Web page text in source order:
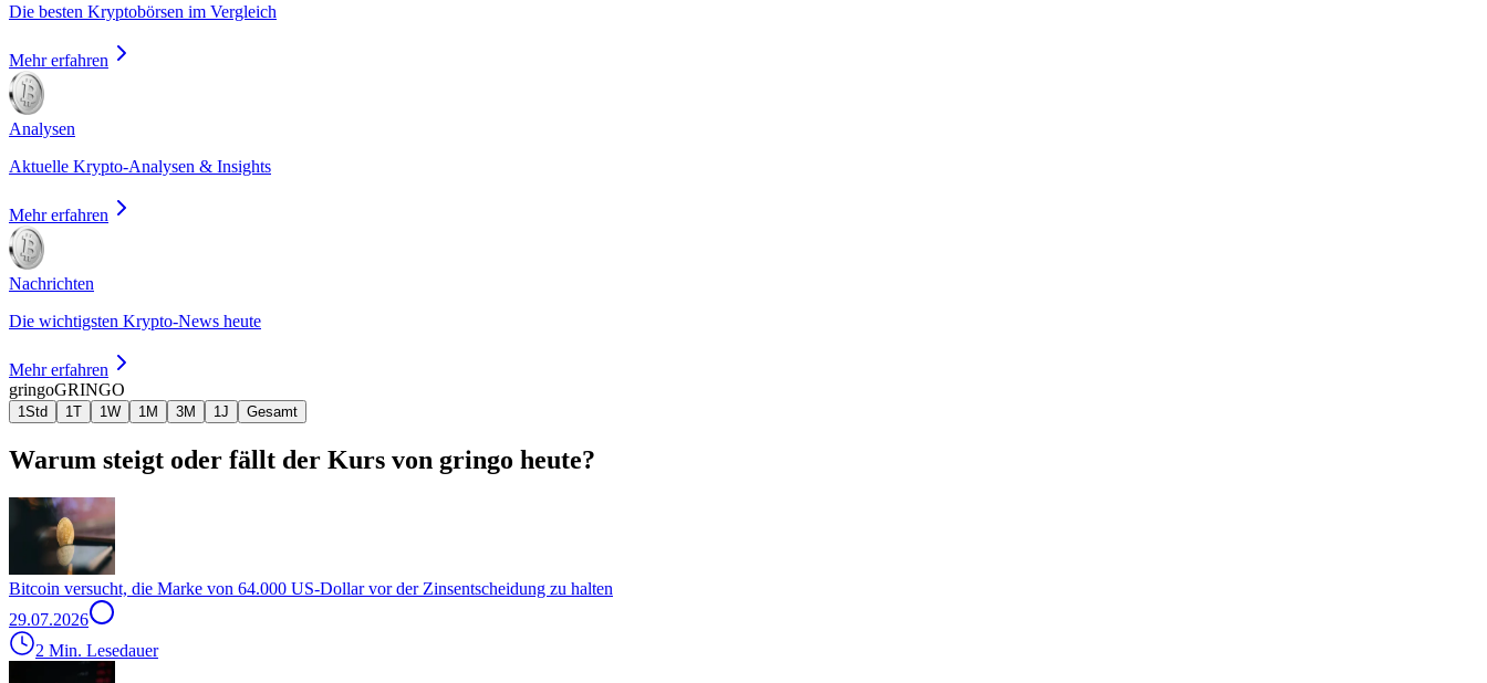
Die besten Kryptobörsen im Vergleich
Mehr erfahren
Analysen
Aktuelle Krypto-Analysen & Insights
Mehr erfahren
Nachrichten
Die wichtigsten Krypto-News heute
Mehr erfahren
gringoGRINGO
1Std 1T 1W 1M 3M 1J Gesamt
Warum steigt oder fällt der Kurs von gringo heute?
Bitcoin versucht, die Marke von 64.000 US-Dollar vor der Zinsentscheidung zu halten
29.07.2026
2 Min. Lesedauer